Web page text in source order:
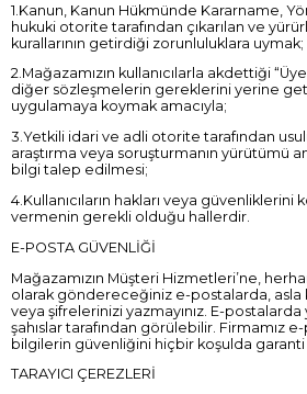
1.Kanun, Kanun Hükmünde Kararname,
hukuki otorite tarafından çıkarılan ve
kurallarının getirdiği zorunluluklara uymak;
2.Mağazamızın kullanıcılarla akdettiği
diğer sözleşmelerin gereklerini yerine
uygulamaya koymak amacıyla;
3.Yetkili idari ve adli otorite tarafından
araştırma veya soruşturmanın yürütümü
bilgi talep edilmesi;
4.Kullanıcıların hakları veya güvenliklerini
vermenin gerekli olduğu hallerdir.
E-POSTA GÜVENLİĞİ
Mağazamızın Müşteri Hizmetleri’ne,
olarak göndereceğiniz e-postalarda, asla
veya şifrelerinizi yazmayınız. E-
şahıslar tarafından görülebilir. Firmamız
bilgilerin güvenliğini hiçbir koşulda
TARAYICI ÇEREZLERİ